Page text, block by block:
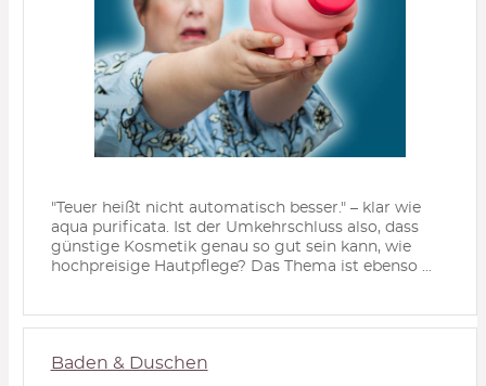
"Teuer heißt nicht automatisch besser." – klar wie
aqua purificata. Ist der Umkehrschluss also, dass
günstige Kosmetik genau so gut sein kann, wie
hochpreisige Hautpflege? Das Thema ist ebenso ...
Baden & Duschen